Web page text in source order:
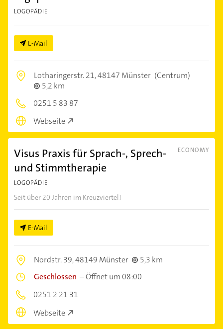
LOGOPÄDIE
E-Mail
Lotharingerstr. 21,48147 Münster (Centrum)
5,2 km
0251 5 83 87
Webseite
ECONOMY
Visus Praxis für Sprach-, Sprech-
und Stimmtherapie
LOGOPÄDIE
Seit über 20 Jahren im Kreuzviertel!
E-Mail
Nordstr. 39,48149 Münster
5,3 km
Geschlossen –Öffnet um 08:00
0251 2 21 31
Webseite